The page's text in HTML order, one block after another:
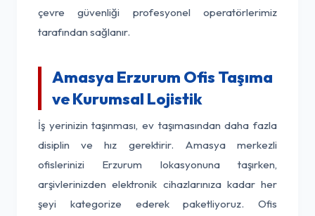
çevre güvenliği profesyonel operatörlerimiz
tarafından sağlanır.
Amasya Erzurum Ofis Taşıma
ve Kurumsal Lojistik
İş yerinizin taşınması, ev taşımasından daha fazla
disiplin ve hız gerektirir. Amasya merkezli
ofislerinizi Erzurum lokasyonuna taşırken,
arşivlerinizden elektronik cihazlarınıza kadar her
şeyi kategorize ederek paketliyoruz. Ofis